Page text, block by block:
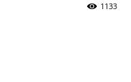
1133